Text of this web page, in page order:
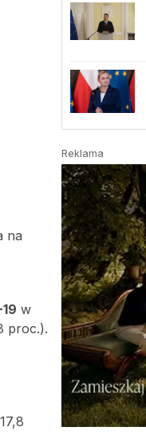
na
w
proc.).
Reklama